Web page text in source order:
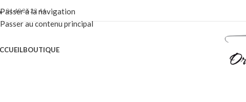
Passer à la navigation
Passer au contenu principal
01 40 86 22 44
BOUTIQUE